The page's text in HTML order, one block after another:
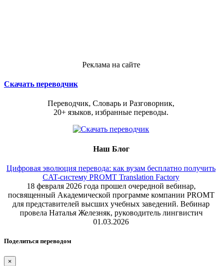
Реклама на сайте
Скачать переводчик
Переводчик, Словарь и Разговорник,
20+ языков, избранные переводы.
Наш Блог
Цифровая эволюция перевода: как вузам бесплатно получить
CAT-систему PROMT Translation Factory
18 февраля 2026 года прошел очередной вебинар,
посвященный Академической программе компании PROMT
для представителей высших учебных заведений. Вебинар
провела Наталья Железняк, руководитель лингвистич
01.03.2026
Поделиться переводом
×